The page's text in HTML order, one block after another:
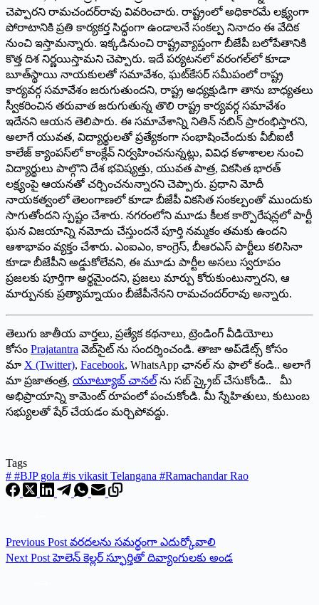
చెప్పారని రామచందర్‌రావు వివరించారు. రాష్ట్రంలో అధికారమే లక్ష్యంగా
పోరాటానికి ప్రతి కార్యకర్త సిద్ధంగా ఉండాలనే సంకల్ప నినాదం ఈ వేదిక
నుంచి ఇస్తామన్నారు. ఇక్కడినుంచి రాష్ట్రవ్యాప్తంగా బీజేపీ బలోపేతానికి
కొత్త దిశ నిర్ణయిస్తామని చెప్పారు. ఇదే పర్యటనలో వరంగల్‌లో కూడా
బూత్‌స్థాయి నాయకులతో సమావేశం, ఘట్‌కేసర్ సమీపంలో రాష్ట్ర
కార్యవర్గ సమావేశం జరుగుతుందని, రాష్ట్ర అధ్యక్షుడిగా తాను బాధ్యతలు
స్వీకరించిన తరువాత జరుగుతున్న తొలి రాష్ట్ర కార్యవర్గ సమావేశం
ఇదేనని ఆయన తెలిపారు. ఈ సమావేశాన్ని నితిన్ నబిన్ ప్రారంభిస్తారని,
అలాగే యువత, విద్యార్థులతో ప్రత్యేకంగా సంభాషించేందుకు వీబీఐటీ
కాలేజ్ క్యాంపస్‌లో కాంక్లేవ్ నిర్వహించనున్నట్లు, వివిధ కళాశాలల నుంచి
విద్యార్థులు పాల్గొని దేశ భవిష్యత్తు, యువత పాత్ర, వికసిత భారత్
లక్ష్యంపై ఆయనతో చర్చించనున్నారని చెప్పారు. ప్రధాని మోదీ
నాయకత్వంలో తెలంగాణలో కూడా బీజేపీ వికసిత సంకల్పంతో ముందుకు
సాగుతోందని స్పష్టం చేశారు. నగరంలోని మూడు కీలక కార్పొరేషన్లలో పార్టీ
ఘన విజయాన్ని నమోదు చేస్తుందనే పూర్తి నమ్మకం తమకు ఉందని
ఆశాభావం వ్యక్తం చేశారు. ఎంఐఎం, కాంగ్రెస్, బీఆరఎస్ పార్టీలు కలిసినా
కూడా బీజేపీని అడ్డుకోలేవని, ఈ మూడు పార్టీల అసలు స్వరూపం
ప్రజలకు పూర్తిగా అర్థమైందని, ప్రజలు మార్పు కోరుకుంటున్నారని, ఆ
మార్పునకు ప్రత్యామ్నాయం బీజేపీనేనని రామచందర్‌రావు అన్నారు.
తెలుగు జాతీయ వార్తలు, ప్రత్యేక కథనాలు, ట్రెండింగ్ వీడియోలు
కోసం Prajatantra వెబ్‌సైట్ ను సందర్శించండి. తాజా అప్‌డేట్స్ కోసం
మా X (Twitter), Facebook, WhatsApp ఛానల్ ను ఫాలో కండి.. అలాగే
మా ప్రజాతంత్ర, యూట్యూబ్ చానల్ ను సబ్ స్క్రైబ్ చేసుకోండి.. మీ
అభిప్రాయాన్ని కామెంట్ రూపంలో పంచుకోండి. మీ స్నేహితులు, కుటుంబ
సభ్యులతో షేర్ చేయడం మర్చిపోవద్దు.
Tags
# #BJP gola #is vikasit Telangana #Ramachandar Rao
Previous Post వరదలను సమర్థంగా ఎదుర్కోవాలి
Next Post హెలెన్ కెల్లర్ స్ఫూర్తితో దివ్యాంగులకు అండ